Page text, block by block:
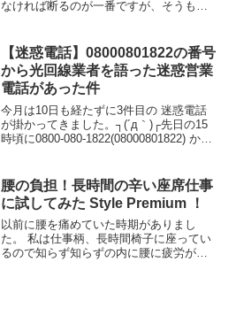
なければ断るのが一番ですが、そうもい
ないかを考えた時に、手軽に対策できる
方法としておすす...
【迷惑電話】08000801822の番号
から光回線業者を語った迷惑営業
電話があった件
今月は10日も経たずに3件目の 迷惑電話
が掛かってきました。┐(´д｀)┌先日の15
時頃に0800-080-1822(08000801822) から
だと思い出てみると...
腰の負担！長時間の辛い座席仕事
に試してみた Style Premium ！
以前に腰を痛めていた時期がありまし
た。 私は仕事柄、長時間椅子に座ってい
るので知らず知らずの内に腰に疲労が蓄